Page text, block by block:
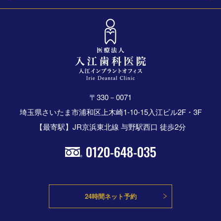
〒330－0071
埼玉県さいたま市浦和区上木崎1-10-15入江ビル2F・3F
【最寄駅】JR京浜東北線 与野駅西口 徒歩2分
0120-648-035
24時間ネット予約